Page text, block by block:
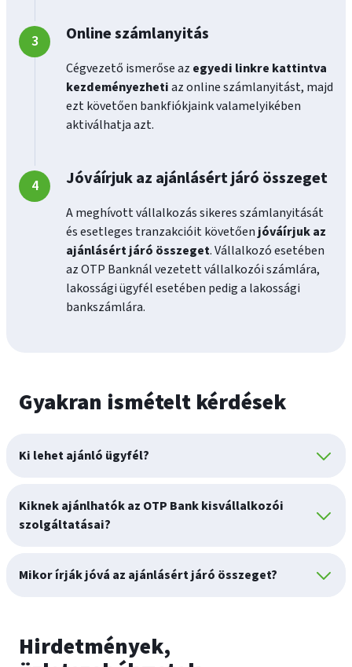
Online számlanyitás
Cégvezető ismerőse az egyedi linkre kattintva
kezdeményezhetiaz online számlanyitást, majd
ezt követően bankfiókjaink valamelyikében
aktiválhatja azt.
Jóváírjuk az ajánlásért járó összeget
A meghívott vállalkozás sikeres számlanyitását
és esetleges tranzakcióit követőenjóváírjuk az
ajánlásért járó összeget. Vállalkozó esetében
az OTP Banknál vezetett vállalkozói számlára,
lakossági ügyfél esetében pedig a lakossági
bankszámlára.
Gyakran ismételt kérdések
Ki lehet ajánló ügyfél?
Kiknek ajánlhatók az OTP Bank kisvállalkozói
szolgáltatásai?
Mikor írják jóvá az ajánlásért járó összeget?
Hirdetmények,